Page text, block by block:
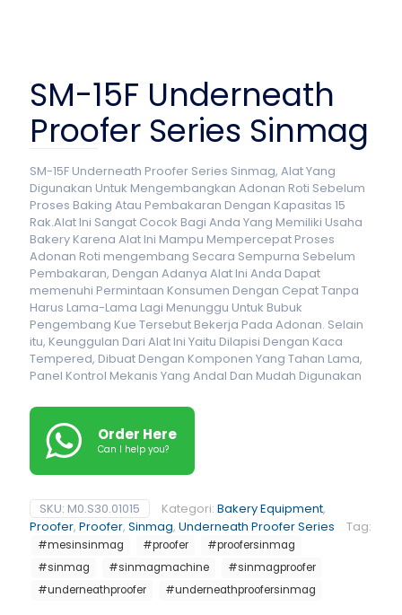
SM-15F Underneath
Proofer Series Sinmag
SM-15F Underneath Proofer Series Sinmag, Alat Yang
Digunakan Untuk Mengembangkan Adonan Roti Sebelum
Proses Baking Atau Pembakaran Dengan Kapasitas 15
Rak.Alat Ini Sangat Cocok Bagi Anda Yang Memiliki Usaha
Bakery Karena Alat Ini Mampu Mempercepat Proses
Adonan Roti mengembang Secara Sempurna Sebelum
Pembakaran, Dengan Adanya Alat Ini Anda Dapat
memenuhi Permintaan Konsumen Dengan Cepat Tanpa
Harus Lama-Lama Lagi Menunggu Untuk Bubuk
Pengembang Kue Tersebut Bekerja Pada Adonan. Selain
itu, Keunggulan Dari Alat Ini Yaitu Dilapisi Dengan Kaca
Tempered, Dibuat Dengan Komponen Yang Tahan Lama,
Panel Kontrol Mekanis Yang Andal Dan Mudah Digunakan
Order Here
Can I help you?
SKU: M0.S30.01015 Kategori: Bakery Equipment,
Proofer, Proofer, Sinmag, Underneath Proofer Series Tag:
#mesinsinmag #proofer
#proofersinmag
#sinmag
#sinmagmachine
#sinmagproofer
#underneathproofer
#underneathproofersinmag